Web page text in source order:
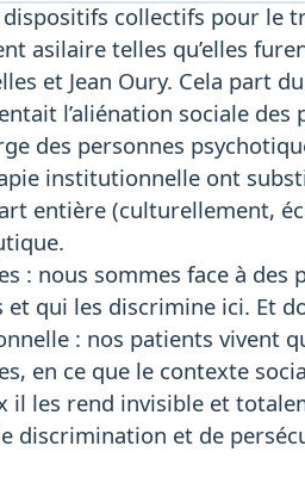
dispositifs collectifs pour le
asilaire telles qu’elles
et Jean Oury. Cela part
l’aliénation sociale des
des personnes
institutionnelle ont
entière (culturellement,
: nous sommes face à des
qui les discrimine ici. Et
: nos patients vivent
en ce que le contexte
il les rend invisible et
discrimination et de